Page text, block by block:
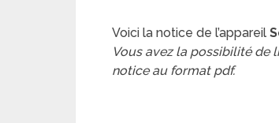
Voici la notice de l’appareil
Vous avez la possibilité de
notice au format pdf.